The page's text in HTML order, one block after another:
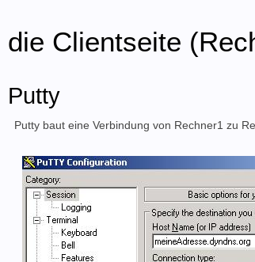
die Clientseite
Putty
Putty baut eine Verbindung von Rechner1 zu